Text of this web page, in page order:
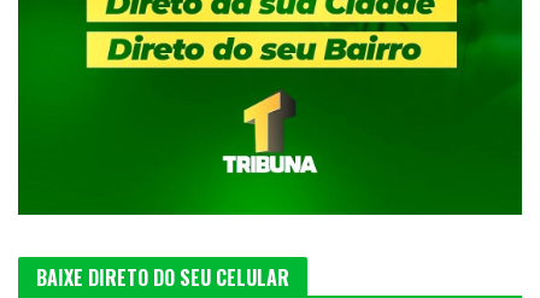
BAIXE DIRETO DO SEU CELULAR